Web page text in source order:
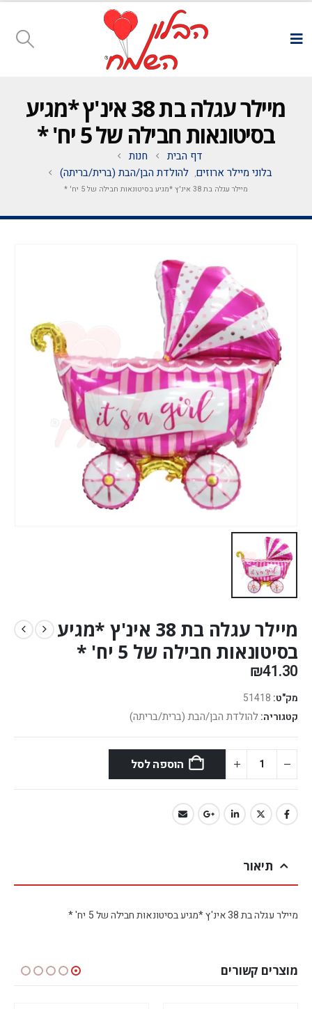
מיילר עגלה בת 38 אינ'ץ *מגיע
בסיטונאות חבילה של 5 יח' *
דף הבית
חנות
בלוני מיילר ארוזים, להולדת הבן/הבת (ברית/בריתה)
מיילר עגלה בת 38 אינ'ץ *מגיע בסיטונאות חבילה של 5 יח' *
מיילר עגלה בת 38 אינ'ץ *מגיע
בסיטונאות חבילה של 5 יח' *
₪41.30
מק"ט: 51418
קטגוריה: להולדת הבן/הבת (ברית/בריתה)
הוספה לסל
תיאור
מיילר עגלה בת 38 אינ'ץ *מגיע בסיטונאות חבילה של 5 יח' *
מוצרים קשורים